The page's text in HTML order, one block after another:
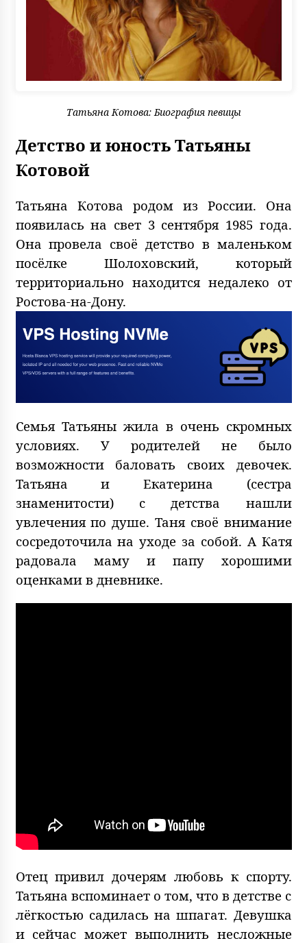
Татьяна Котова: Биография певицы
Детство и юность Татьяны
Котовой
Татьяна Котова родом из России. Она
появилась на свет 3 сентября 1985 года.
Она провела своё детство в маленьком
посёлке Шолоховский, который
территориально находится недалеко от
Ростова-на-Дону.
Семья Татьяны жила в очень скромных
условиях. У родителей не было
возможности баловать своих девочек.
Татьяна и Екатерина (сестра
знаменитости) с детства нашли
увлечения по душе. Таня своё внимание
сосредоточила на уходе за собой. А Катя
радовала маму и папу хорошими
оценками в дневнике.
Отец привил дочерям любовь к спорту.
Татьяна вспоминает о том, что в детстве с
лёгкостью садилась на шпагат. Девушка
и сейчас может выполнить несложные